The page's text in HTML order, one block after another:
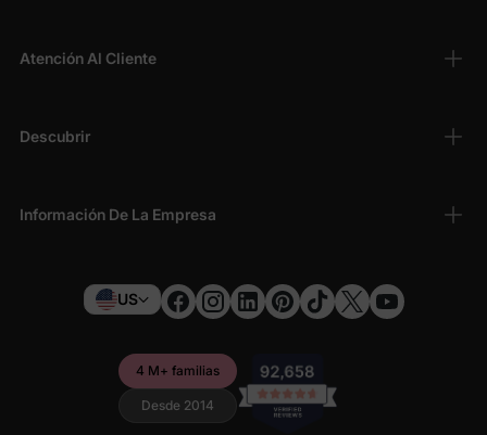
Atención Al Cliente
Descubrir
Información De La Empresa
US
4 M+ familias
Desde 2014